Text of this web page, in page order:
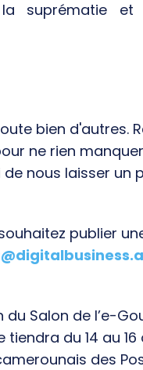
suprématie
bien d'autres.
ne rien
nous laisser un
publier
Salon de l’e-
tiendra du 14 au
des